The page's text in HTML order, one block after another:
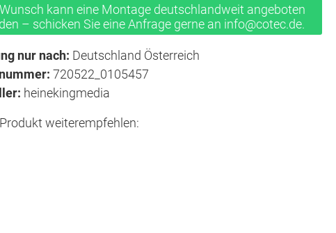
kann eine Montage deutschlandweit angeboten
– schicken Sie eine Anfrage gerne an info@cotec.de.
nur nach: Deutschland Österreich
720522_0105457
heinekingmedia
weiterempfehlen: